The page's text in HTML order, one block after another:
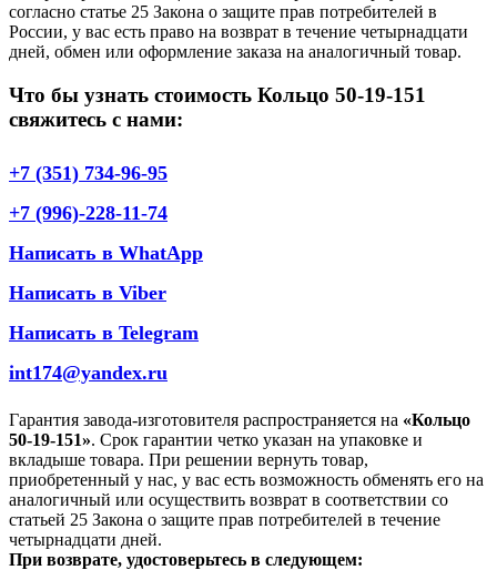
согласно статье 25 Закона о защите прав потребителей в
России, у вас есть право на возврат в течение четырнадцати
дней, обмен или оформление заказа на аналогичный товар.
Что бы узнать стоимость Кольцо 50-19-151
свяжитесь с нами:
+7 (351) 734-96-95
+7 (996)-228-11-74
Написать в WhatApp
Написать в Viber
Написать в Telegram
int174@yandex.ru
Гарантия завода-изготовителя распространяется на «Кольцо
50-19-151». Срок гарантии четко указан на упаковке и
вкладыше товара. При решении вернуть товар,
приобретенный у нас, у вас есть возможность обменять его на
аналогичный или осуществить возврат в соответствии со
статьей 25 Закона о защите прав потребителей в течение
четырнадцати дней.
При возврате, удостоверьтесь в следующем: